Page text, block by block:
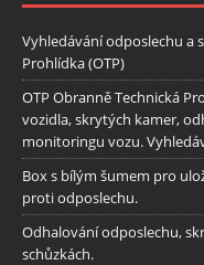
Vyhledávání odposlechu a
Prohlídka (OTP)
OTP Obranně Technická
vozidla, skrytých kamer,
monitoringu vozu.
Box s bílým šumem pro
proti odposlechu.
Odhalování odposlechu,
schůzkách.